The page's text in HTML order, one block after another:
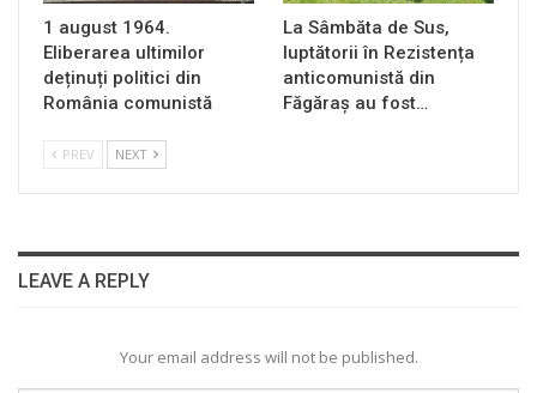
1 august 1964.
Eliberarea ultimilor
deținuți politici din
România comunistă
La Sâmbăta de Sus,
luptătorii în Rezistența
anticomunistă din
Făgăraș au fost…
PREV NEXT
LEAVE A REPLY
Your email address will not be published.